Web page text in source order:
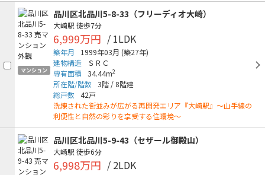
マンション
品川区北品川5-8-33（フリーディオ大崎）
大崎駅 徒歩7分
6,999万円 / 1LDK
築年月 1999年03月 (築27年)
建物構造
ＳＲＣ
専有面積
34.44m2
所在階/階数 3階 / 8階建
総戸数 42戸
洗練された街並みが広がる再開発エリア『大崎駅』～山手線の
利便性と自然の彩りを享受する住環境～
品川区北品川5-9-43（セザール御殿山）
大崎駅 徒歩6分
6,998万円 / 2LDK